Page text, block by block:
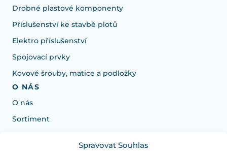
Spravovat Souhlas
Drobné plastové komponenty
Příslušenství ke stavbě plotů
Elektro příslušenství
Spojovací prvky
Kovové šrouby, matice a podložky
O NÁS
O nás
Sortiment
Potřebujete poradit s výběrem?